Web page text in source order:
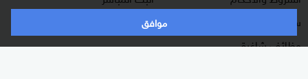
موافق
سياسة الخصوصية
وظائف شاغرة
دليل البث